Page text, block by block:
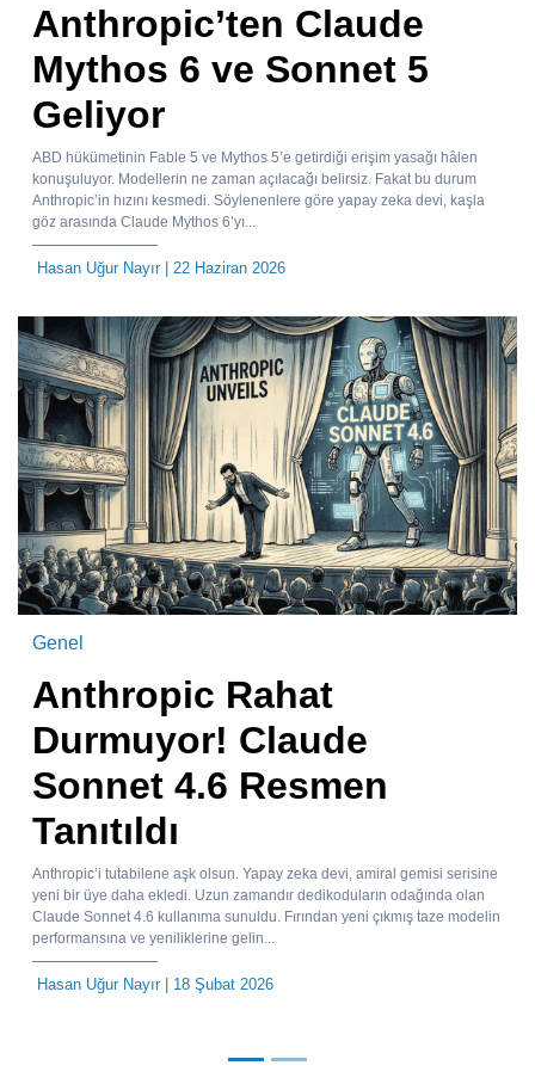
Anthropic’ten Claude
Mythos 6 ve Sonnet 5
Geliyor
ABD hükümetinin Fable 5 ve Mythos 5’e getirdiği erişim yasağı hâlen
konuşuluyor. Modellerin ne zaman açılacağı belirsiz. Fakat bu durum
Anthropic’in hızını kesmedi. Söylenenlere göre yapay zeka devi, kaşla
göz arasında Claude Mythos 6’yı...
Hasan Uğur Nayır| 22 Haziran 2026
Genel
Anthropic Rahat
Durmuyor! Claude
Sonnet 4.6 Resmen
Tanıtıldı
Anthropic’i tutabilene aşk olsun. Yapay zeka devi, amiral gemisi serisine
yeni bir üye daha ekledi. Uzun zamandır dedikoduların odağında olan
Claude Sonnet 4.6 kullanıma sunuldu. Fırından yeni çıkmış taze modelin
performansına ve yeniliklerine gelin...
Hasan Uğur Nayır| 18 Şubat 2026